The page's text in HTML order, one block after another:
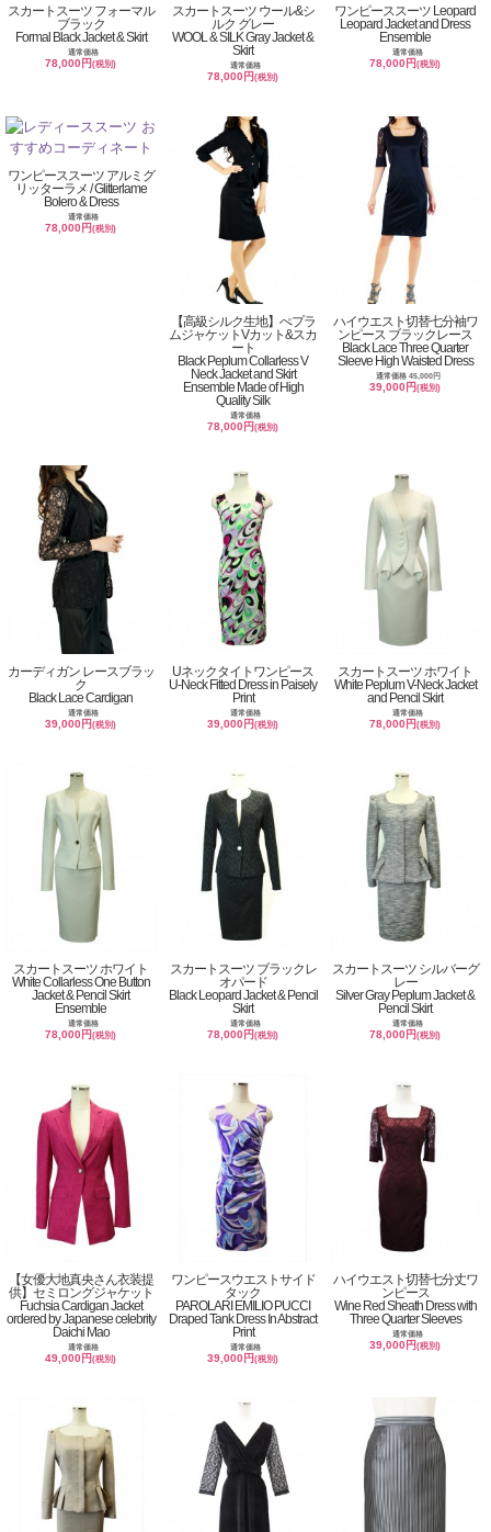
スカートスーツ フォーマル
ブラック
Formal Black Jacket & Skirt
通常価格
78,000円(税別)
スカートスーツ ウール&シ
ルク グレー
WOOL & SILK Gray Jacket &
Skirt
通常価格
78,000円(税別)
ワンピーススーツ Leopard
Leopard Jacket and Dress
Ensemble
通常価格
78,000円(税別)
ワンピーススーツ アルミグ
リッターラメ / Glitterlame
Bolero & Dress
通常価格
78,000円(税別)
【高級シルク生地】ぺプラ
ムジャケットVカット&スカ
ート
Black Peplum Collarless V
Neck Jacket and Skirt
Ensemble Made of High
Quality Silk
通常価格
78,000円(税別)
ハイウエスト切替七分袖ワ
ンピース ブラックレース
Black Lace Three Quarter
Sleeve High Waisted Dress
通常価格 45,000円
39,000円(税別)
カーディガン レースブラッ
ク
Black Lace Cardigan
通常価格
39,000円(税別)
Uネックタイトワンピース
U-Neck Fitted Dress in Paisely
Print
通常価格
39,000円(税別)
スカートスーツ ホワイト
White Peplum V-Neck Jacket
and Pencil Skirt
通常価格
78,000円(税別)
スカートスーツ ホワイト
White Collarless One Button
Jacket & Pencil Skirt
Ensemble
通常価格
78,000円(税別)
スカートスーツ ブラックレ
オパード
Black Leopard Jacket & Pencil
Skirt
通常価格
78,000円(税別)
スカートスーツ シルバーグ
レー
Silver Gray Peplum Jacket &
Pencil Skirt
通常価格
78,000円(税別)
【女優大地真央さん衣装提
供】セミロングジャケット
Fuchsia Cardigan Jacket
ordered by Japanese celebrity
Daichi Mao
通常価格
49,000円(税別)
ワンピースウエストサイド
タック
PAROLARI EMILIO PUCCI
Draped Tank Dress In Abstract
Print
通常価格
39,000円(税別)
ハイウエスト切替七分丈ワ
ンピース
Wine Red Sheath Dress with
Three Quarter Sleeves
通常価格
39,000円(税別)